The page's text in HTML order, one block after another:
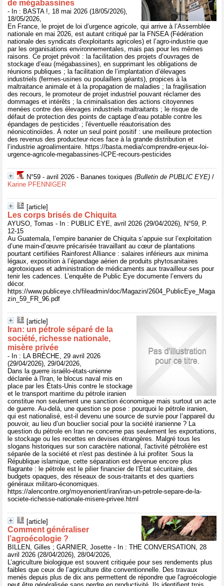
de mégabassines
- In : BASTA !, 18 mai 2026 (18/05/2026),
18/05/2026,
En France, le projet de loi d’urgence agricole, qui arrive à l’Assemblée
nationale en mai 2026, est autant critiqué par la FNSEA (Fédération
nationale des syndicats d'exploitants agricoles) et l’agro-industrie que
par les organisations environnementales, mais pas pour les mêmes
raisons. Ce projet prévoit : la facilitation des projets d’ouvrages de
stockage d’eau (mégabassines), en supprimant les obligations de
réunions publiques ; la facilitation de l’implantation d’élevages
industriels (fermes-usines ou poulaillers géants), propices à la
maltraitance animale et à la propagation de maladies ; la fragilisation
des recours, le promoteur de projet industriel pouvant réclamer des
dommages et intérêts ; la criminalisation des actions citoyennes
menées contre des élevages industriels maltraitants ; le risque de
défaut de protection des points de captage d’eau potable contre les
épandages de pesticides ; l'éventuelle réautorisation des
néonicotinoïdes. À noter un seul point positif : une meilleure protection
des revenus des producteur·rices face à la grande distribution et
l’industrie agroalimentaire. https://basta.media/comprendre-enjeux-loi-
urgence-agricole-megabassines-ICPE-recours-pesticides
N°59 - avril 2026 - Bananes toxiques (Bulletin de PUBLIC EYE) /
Karine PFENNIGER
[article]
Les corps brisés de Chiquita
AYUSO, Tomas - In : PUBLIC EYE, avril 2026 (29/04/2026), N°59, P.
12-15
Au Guatemala, l’empire bananier de Chiquita s’appuie sur l’exploitation
d’une main-d’œuvre précarisée travaillant au cœur de plantations
pourtant certifiées Rainforest Alliance : salaires inférieurs aux minima
légaux, exposition à l’épandage aérien de produits phytosanitaires
agrotoxiques et administration de médicaments aux travailleur·ses pour
tenir les cadences. L’enquête de Public Eye documente l’envers du
décor.
https://www.publiceye.ch/fileadmin/doc/Magazin/2604_PublicEye_Maga
zin_59_FR_96.pdf
[article]
Iran: un pétrole séparé de la
société, richesse nationale,
misère privée
- In : LA BRÈCHE, 29 avril 2026
(29/04/2026), 29/04/2026,
Dans la guerre israélo-états-unienne
déclarée à l'Iran, le blocus naval mis en
place par les États-Unis contre le stockage
et le transport maritime du pétrole iranien
constitue non seulement une sanction économique mais surtout un acte
de guerre. Au-delà, une question se pose : pourquoi le pétrole iranien,
qui est nationalisé, est-il devenu une source de survie pour l’appareil du
pouvoir, au lieu d’un bouclier social pour la société iranienne ? La
question du pétrole en Iran ne concerne pas seulement les exportations,
le stockage ou les recettes en devises étrangères. Malgré tous les
slogans historiques sur son caractère national, l'activité pétrolière est
séparée de la société et n'est pas destinée à lui profiter. Sous la
République islamique, cette séparation est devenue encore plus
flagrante : le pétrole est le pilier financier de l’État sécuritaire, des
budgets opaques, des réseaux de sous-traitants et des quartiers
généraux militaro-économiques.
https://alencontre.org/moyenorient/iran/iran-un-petrole-separe-de-la-
societe-richesse-nationale-misere-privee.html
[article]
Comment généraliser
l’agroécologie ?
BILLEN, Gilles ; GARNIER, Josette - In : THE CONVERSATION, 28
avril 2026 (28/04/2026), 28/04/2026,
L’agriculture biologique est souvent critiquée pour ses rendements plus
faibles que ceux de l’agriculture dite conventionnelle. Des travaux
menés depuis plus de dix ans permettent de répondre que l'agroécologie